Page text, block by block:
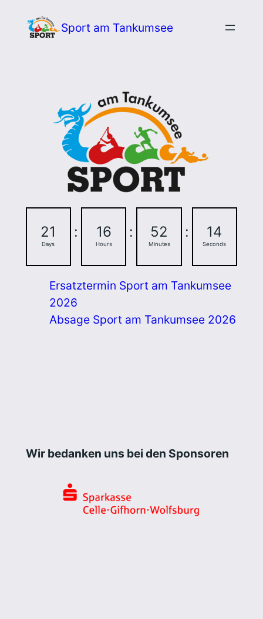
Inhalt
Sport am Tankumsee
21
Days
: 16
Hours
: 52
Minutes
: 14
Seconds
Ersatztermin Sport am Tankumsee
2026
Absage Sport am Tankumsee 2026
Wir bedanken uns bei den Sponsoren